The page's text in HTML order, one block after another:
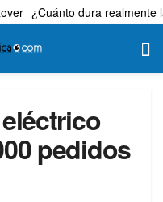
¿Cuánto dura realmente
pedidos